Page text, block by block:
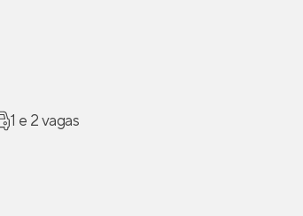
1 e 2 vagas